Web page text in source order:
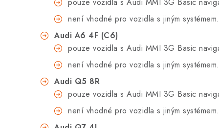
není vhodné pro vozidla s jiným systémem.
Audi A6 4F (C6)
pouze vozidla s Audi MMI 3G Basic
není vhodné pro vozidla s jiným systémem.
Audi Q5 8R
pouze vozidla s Audi MMI 3G Basic
není vhodné pro vozidla s jiným systémem.